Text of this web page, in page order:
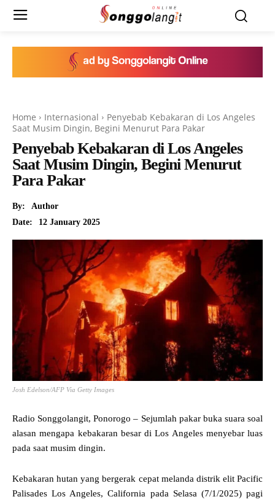
Home Internasional
Penyebab Kebakaran di Los Angeles
Saat Musim Dingin, Begini Menurut Para Pakar
Penyebab Kebakaran di Los Angeles
Saat Musim Dingin, Begini Menurut
Para Pakar
By:
Author
Date:
12 January 2025
Josh Edelson/AFP Via Getty Images
Radio Songgolangit, Ponorogo – Sejumlah pakar buka suara soal
alasan mengapa kebakaran besar di Los Angeles menyebar luas
pada saat musim dingin.
Kebakaran hutan yang bergerak cepat melanda distrik elit Pacific
Palisades Los Angeles, California pada Selasa (7/1/2025) pagi